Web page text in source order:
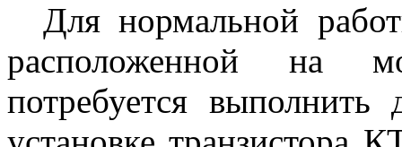
Для нормальной
расположенной на
потребуется выполнить